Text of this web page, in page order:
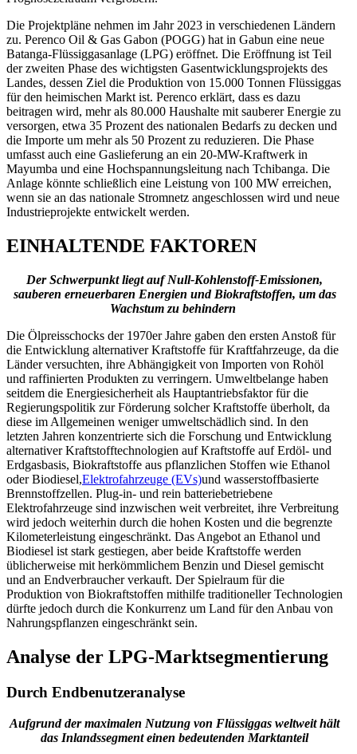
Die Projektpläne nehmen im Jahr 2023 in verschiedenen Ländern
zu. Perenco Oil & Gas Gabon (POGG) hat in Gabun eine neue
Batanga-Flüssiggasanlage (LPG) eröffnet. Die Eröffnung ist Teil
der zweiten Phase des wichtigsten Gasentwicklungsprojekts des
Landes, dessen Ziel die Produktion von 15.000 Tonnen Flüssiggas
für den heimischen Markt ist. Perenco erklärt, dass es dazu
beitragen wird, mehr als 80.000 Haushalte mit sauberer Energie zu
versorgen, etwa 35 Prozent des nationalen Bedarfs zu decken und
die Importe um mehr als 50 Prozent zu reduzieren. Die Phase
umfasst auch eine Gaslieferung an ein 20-MW-Kraftwerk in
Mayumba und eine Hochspannungsleitung nach Tchibanga. Die
Anlage könnte schließlich eine Leistung von 100 MW erreichen,
wenn sie an das nationale Stromnetz angeschlossen wird und neue
Industrieprojekte entwickelt werden.
EINHALTENDE FAKTOREN
Der Schwerpunkt liegt auf Null-Kohlenstoff-Emissionen,
sauberen erneuerbaren Energien und Biokraftstoffen, um das
Wachstum zu behindern
Die Ölpreisschocks der 1970er Jahre gaben den ersten Anstoß für
die Entwicklung alternativer Kraftstoffe für Kraftfahrzeuge, da die
Länder versuchten, ihre Abhängigkeit von Importen von Rohöl
und raffinierten Produkten zu verringern. Umweltbelange haben
seitdem die Energiesicherheit als Hauptantriebsfaktor für die
Regierungspolitik zur Förderung solcher Kraftstoffe überholt, da
diese im Allgemeinen weniger umweltschädlich sind. In den
letzten Jahren konzentrierte sich die Forschung und Entwicklung
alternativer Kraftstofftechnologien auf Kraftstoffe auf Erdöl- und
Erdgasbasis, Biokraftstoffe aus pflanzlichen Stoffen wie Ethanol
oder Biodiesel,Elektrofahrzeuge (EVs)und wasserstoffbasierte
Brennstoffzellen. Plug-in- und rein batteriebetriebene
Elektrofahrzeuge sind inzwischen weit verbreitet, ihre Verbreitung
wird jedoch weiterhin durch die hohen Kosten und die begrenzte
Kilometerleistung eingeschränkt. Das Angebot an Ethanol und
Biodiesel ist stark gestiegen, aber beide Kraftstoffe werden
üblicherweise mit herkömmlichem Benzin und Diesel gemischt
und an Endverbraucher verkauft. Der Spielraum für die
Produktion von Biokraftstoffen mithilfe traditioneller Technologien
dürfte jedoch durch die Konkurrenz um Land für den Anbau von
Nahrungspflanzen eingeschränkt sein.
Analyse der LPG-Marktsegmentierung
Durch Endbenutzeranalyse
Aufgrund der maximalen Nutzung von Flüssiggas weltweit hält
das Inlandssegment einen bedeutenden Marktanteil